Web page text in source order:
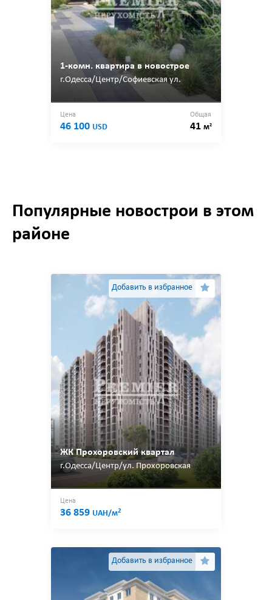
1-комн. квартира в новострое
г.Одесса/Центр/Софиевская ул.
Цена
46 100 USD
Общая
41 м2
Популярные новострои в этом
районе
Добавить в избранное
ЖК Прохоровский квартал
г.Одесса/Центр/ул. Прохоровская
Цена
36 859 UAH/м2
Добавить в избранное